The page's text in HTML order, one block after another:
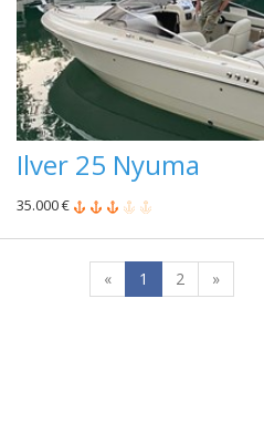
Ilver 25 Nyuma
35.000 €
« 1 2 »